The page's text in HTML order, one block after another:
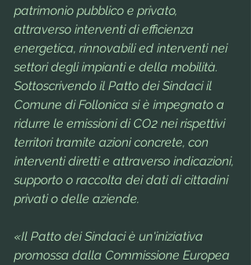
patrimonio pubblico e privato,
attraverso interventi di efficienza
energetica, rinnovabili ed interventi nei
settori degli impianti e della mobilità.
Sottoscrivendo il Patto dei Sindaci il
Comune di Follonica si è impegnato a
ridurre le emissioni di CO2 nei rispettivi
territori tramite azioni concrete, con
interventi diretti e attraverso indicazioni,
supporto o raccolta dei dati di cittadini
privati o delle aziende.
«Il Patto dei Sindaci è un'iniziativa
promossa dalla Commissione Europea